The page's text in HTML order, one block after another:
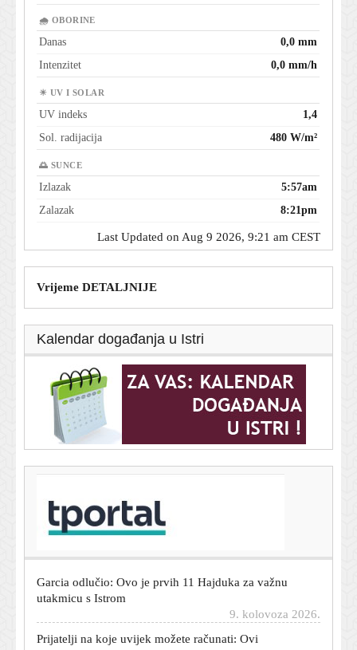
🌧 OBORINE
Danas
0,0 mm
Intenzitet
0,0 mm/h
☀ UV I SOLAR
UV indeks
1,4
Sol. radijacija
480 W/m²
🌅 SUNCE
Izlazak
5:57am
Zalazak
8:21pm
Last Updated on Aug 9 2026, 9:21 am CEST
Vrijeme DETALJNIJE
Kalendar događanja u Istri
Tisuće fanova čekale vjenčanje Ronalda i Georgine, a
dočekali sasvim druge mladence
utakmicu s Istrom
Prijatelji na koje uvijek možete računati: Ovi
horoskopski znakovi neće vas napustiti ni u najtežim